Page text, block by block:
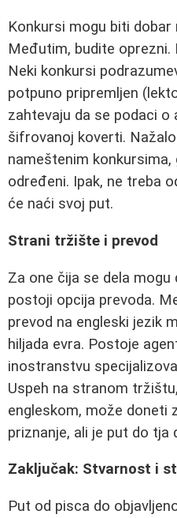
Konkursi mogu biti
Međutim, budite
Neki konkursi
potpuno pripremljen
zahtevaju da se podaci o
šifrovanoj koverti.
nameštenim konkursima,
određeni. Ipak, ne treba
će naći svoj put.
Strani tržište i prevod
Za one čija se dela
postoji opcija prevoda.
prevod na engleski jezik
hiljada evra. Postoje
inostranstvu
Uspeh na stranom
engleskom, može doneti
priznanje, ali je put do tja
Zaključak: Stvarnost i
Put od pisca do